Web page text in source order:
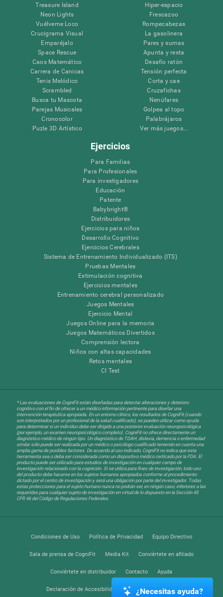
Treasure Island
Neon Lights
Vuélveme Loco
Crucigrama Visual
Emparéjalo
Space Rescue
Caos Matemático
Carrera de Canicas
Tenis Melódico
Scrambled
Busca tu Mascota
Parejas Musicales
Cronocolor
Puzle 3D Artístico
Hiper-espacio
Frescazoo
Rompecabezas
La gasolinera
Pares y sumas
Apunta y resta
Desafío ratón
Tensión perfecta
Corta y cae
Cruzafichas
Nenúfares
Golpea al topo
Palabrájaros
Ver más juegos...
Ejercicios
Para Familias
Para Profesionales
Para investigadores
Educación
Patente
Babybright®
Distribuidores
Ejercicios para niños
Desarrollo Cognitivo
Ejercicios Cerebrales
Sistema de Entrenamiento Individualizado (ITS)
Pruebas Mentales
Estimulación cognitiva
Ejercicios mentales
Entrenamiento cerebral personalizado
Juegos Mentales
Ejercicio Mental
Juegos Online para la memoria
Juegos Matemáticos Divertidos
Comprensión lectora
Niños con altas capacidades
Retos mentales
CI Test
* Las evaluaciones de CogniFit están diseñadas para detectar alteraciones y deterioro
cognitivo con el fin de ofrecer a un médico información pertinente para diseñar una
intervención terapéutica apropiada. En un entorno clínico, los resultados de CogniFit (cuando
son interpretados por un profesional de la salud cualificado), se pueden utilizar como ayuda
para determinar si un individuo debe ser dirigido a una posterior evaluación neuropsicológica
(por ejemplo, un examen neuropsicológico completo). CogniFit no ofrece directamente un
diagnóstico médico de ningún tipo. Un diagnóstico de TDAH, dislexia, demencia o enfermedad
similar sólo puede ser realizada por un médico o psicólogo cualificado teniendo en cuenta una
amplia gama de posibles factores. De acuerdo al uso indicado, CogniFit no indica que esta
herramienta sea o deba ser considerada como un dispositivo médico certicado por la FDA. El
producto puede ser utilizado para estudios de investigación en cualquier campo de
investigación relacionado con la cognición. Si se utiliza para fines de investigación, todo uso
del producto debe hacerse en los sujetos humanos apropiados conforme al procedimiento
dictado por el centro de investigación y será una obligación por parte del investigador. Todas
estas protecciones para el sujeto humano nunca no podrán ser, en ningún caso, inferiores a las
requeridas para cualquier sujeto de investigación en virtud de lo dispuesto en la Sección 45
CFR 46 del Código de Regulaciones Federales.
Condiciones de Uso Política de Privacidad Equipo Directivo
Sala de prensa de CogniFit Media Kit Conviértete en afiliado
Conviértete en distribuidor Contacto Ayuda
Declaración de Accesibilidad Centro de Confianza
¿Necesitas ayuda?